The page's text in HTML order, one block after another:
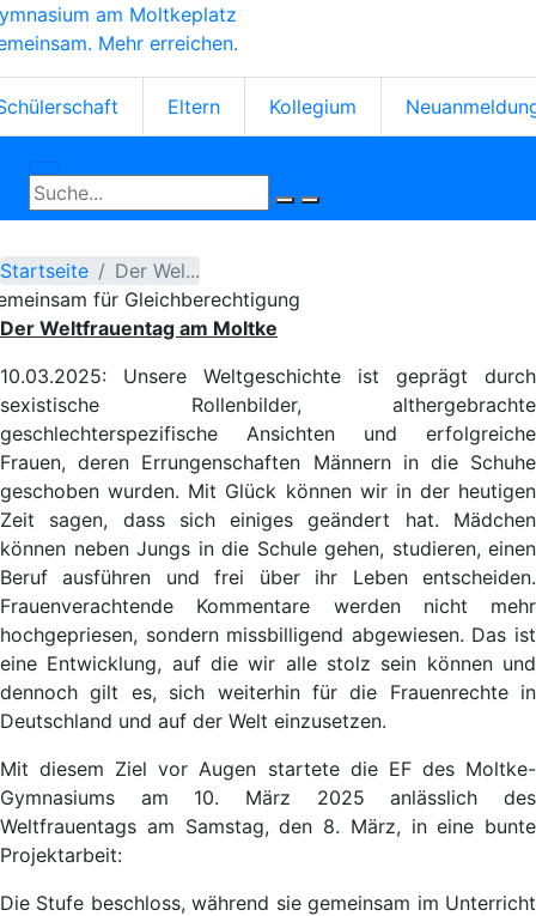
Direkt
zum
Inhalt
am Moltkeplatz
Mehr erreichen.
Eltern Kollegium
Startseite
Der Wel...
für Gleichberechtigung
Der Weltfrauentag am Moltke
10.03.2025: Unsere Weltgeschichte ist geprägt durch
sexistische Rollenbilder, althergebrachte
geschlechterspezifische Ansichten und erfolgreiche
Frauen, deren Errungenschaften Männern in die Schuhe
geschoben wurden. Mit Glück können wir in der heutigen
Zeit sagen, dass sich einiges geändert hat. Mädchen
können neben Jungs in die Schule gehen, studieren, einen
Beruf ausführen und frei über ihr Leben entscheiden.
Frauenverachtende Kommentare werden nicht mehr
hochgepriesen, sondern missbilligend abgewiesen. Das ist
eine Entwicklung, auf die wir alle stolz sein können und
dennoch gilt es, sich weiterhin für die Frauenrechte in
Deutschland und auf der Welt einzusetzen.
Mit diesem Ziel vor Augen startete die EF des Moltke-
Gymnasiums am 10. März 2025 anlässlich des
Weltfrauentags am Samstag, den 8. März, in eine bunte
Projektarbeit:
Die Stufe beschloss, während sie gemeinsam im Unterricht